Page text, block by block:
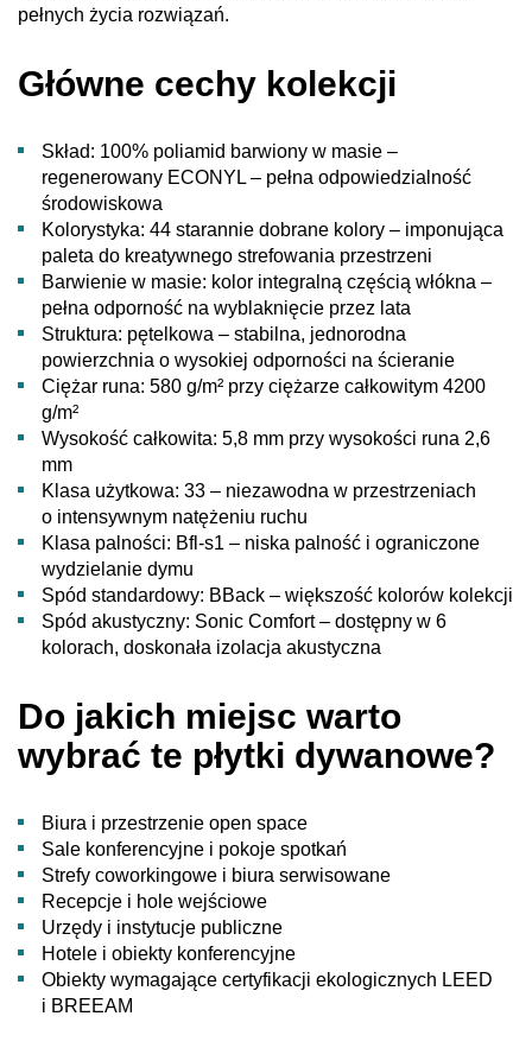
pełnych życia rozwiązań.
Główne cechy kolekcji
Skład: 100% poliamid barwiony w masie –
regenerowany ECONYL – pełna odpowiedzialność
środowiskowa
Kolorystyka: 44 starannie dobrane kolory – imponująca
paleta do kreatywnego strefowania przestrzeni
Barwienie w masie: kolor integralną częścią włókna –
pełna odporność na wyblaknięcie przez lata
Struktura: pętelkowa – stabilna, jednorodna
powierzchnia o wysokiej odporności na ścieranie
Ciężar runa: 580 g/m² przy ciężarze całkowitym 4200
g/m²
Wysokość całkowita: 5,8 mm przy wysokości runa 2,6
mm
Klasa użytkowa: 33 – niezawodna w przestrzeniach
o intensywnym natężeniu ruchu
Klasa palności: Bfl-s1 – niska palność i ograniczone
wydzielanie dymu
Spód standardowy: BBack – większość kolorów kolekcji
Spód akustyczny: Sonic Comfort – dostępny w 6
kolorach, doskonała izolacja akustyczna
Do jakich miejsc warto
wybrać te płytki dywanowe?
Biura i przestrzenie open space
Sale konferencyjne i pokoje spotkań
Strefy coworkingowe i biura serwisowane
Recepcje i hole wejściowe
Urzędy i instytucje publiczne
Hotele i obiekty konferencyjne
Obiekty wymagające certyfikacji ekologicznych LEED
i BREEAM